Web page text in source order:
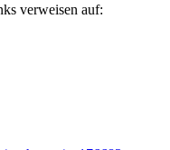
verweisen auf: